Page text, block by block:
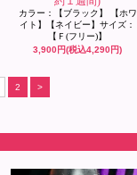
カラー：【ブラック】 【ホワ
イト】【ネイビー】サイズ：
【Ｆ(フリー)】
3,900円(税込4,290円)
2 >